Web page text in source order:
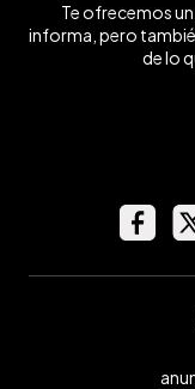
Te ofrecemos
informa, pero
de lo